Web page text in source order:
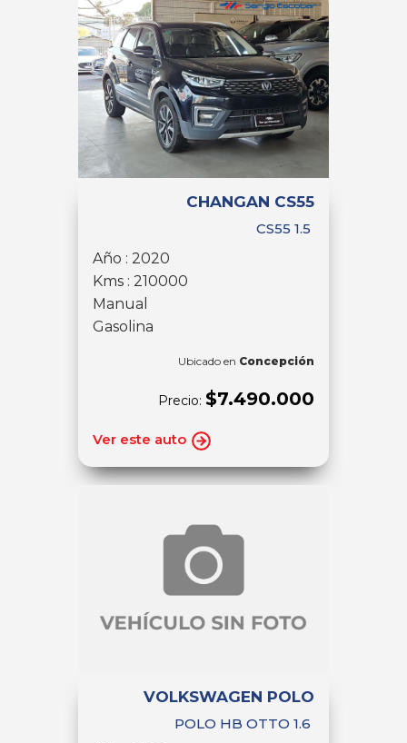
CHANGAN CS55
CS55 1.5
Año : 2020
Kms : 210000
Manual
Gasolina
Ubicado en Concepción
Precio: $7.490.000
Ver este auto
VOLKSWAGEN POLO
POLO HB OTTO 1.6